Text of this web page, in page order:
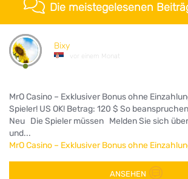
Die meistegelesenen
Bixy
vor einem Monat
MrO Casino – Exklusiver Bonus ohne
Spieler! US OK! Betrag: 120 $ So
Neu Die Spieler müssen Melden Sie sich
und...
MrO Casino – Exklusiver Bonus ohne
ANSEHEN